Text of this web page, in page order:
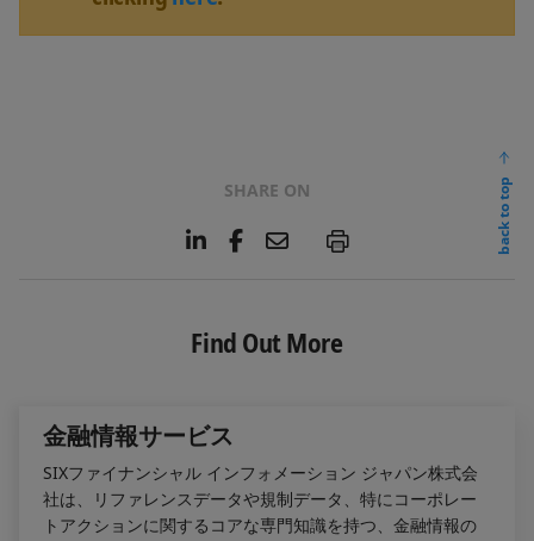
SHARE ON
L
e
d
F
b
o
E
l
P
back to top
Find Out More
金融情報サービス
SIXファイナンシャル インフォメーション ジャパン株式会
社は、リファレンスデータや規制データ、特にコーポレー
トアクションに関するコアな専門知識を持つ、金融情報の